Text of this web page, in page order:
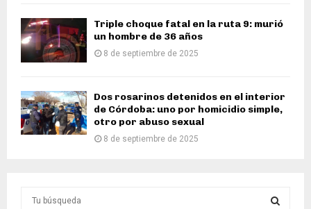
Triple choque fatal en la ruta 9: murió
un hombre de 36 años
8 de septiembre de 2025
Dos rosarinos detenidos en el interior
de Córdoba: uno por homicidio simple,
otro por abuso sexual
8 de septiembre de 2025